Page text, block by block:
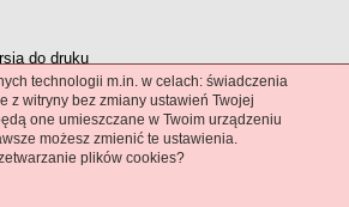
w BIP
informacji publicznej
informacji publicznej
W ZZK
12:46
technologii m.in. w celach: świadczenia
z witryny bez zmiany ustawień Twojej
one umieszczane w Twoim urządzeniu
możesz zmienić te ustawienia.
plików cookies?